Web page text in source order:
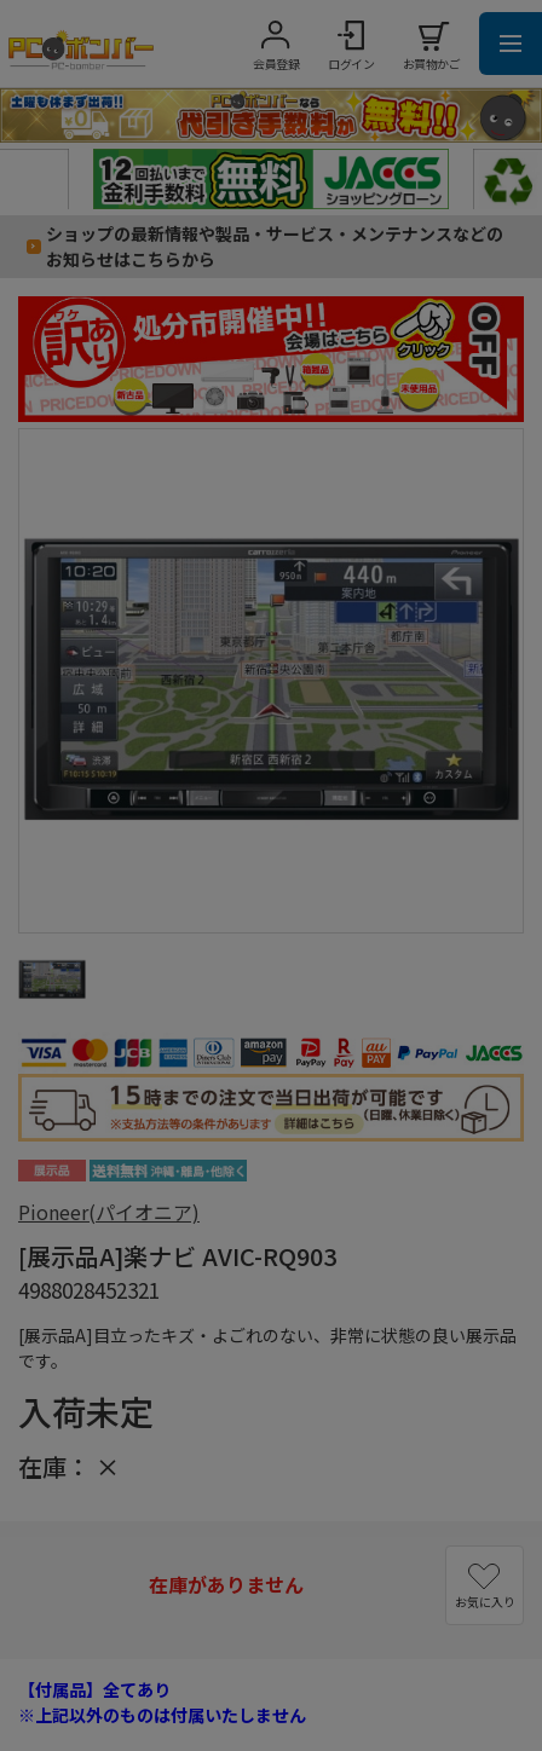
会員登録 ログイン お買物かご
ショップの最新情報や製品・サービス・メンテナンスなどの
お知らせはこちらから
[展示品A]目立ったキズ・よごれのない、非常に状態の良い展示品
です。
Pioneer(パイオニア)
[展示品A]楽ナビ AVIC-RQ903
4988028452321
入荷未定
在庫： ×
在庫がありません
お気に入り
【付属品】全てあり
※上記以外のものは付属いたしません